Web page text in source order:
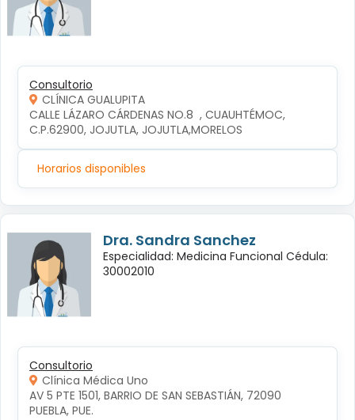
Consultorio
CLÍNICA GUALUPITA
CALLE LÁZARO CÁRDENAS NO.8  , CUAUHTÉMOC,
C.P.62900, JOJUTLA, JOJUTLA,MORELOS
Horarios disponibles
Dra. Sandra Sanchez
Especialidad: Medicina Funcional Cédula:
30002010
Consultorio
Clínica Médica Uno
AV 5 PTE 1501, BARRIO DE SAN SEBASTIÁN, 72090
PUEBLA, PUE.